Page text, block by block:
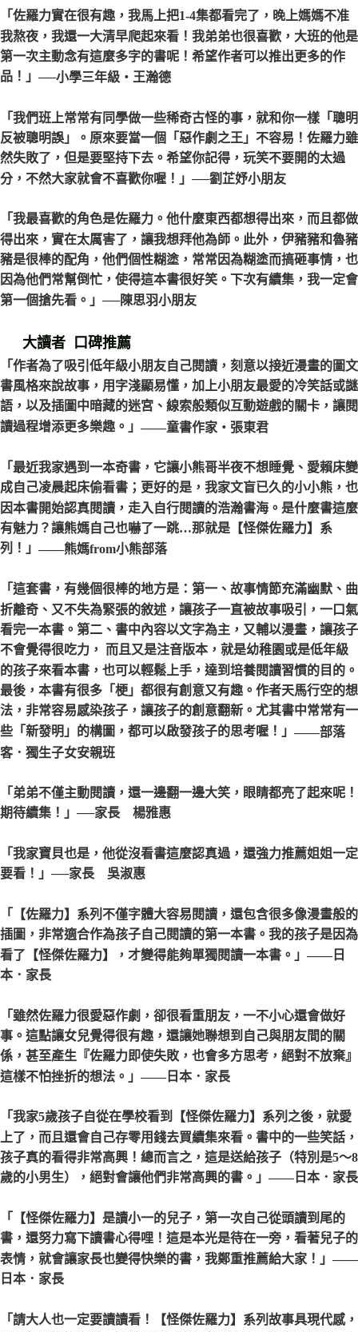
「佐羅力實在很有趣，我馬上把1-4集都看完了，晚上媽媽不准
我熬夜，我還一大清早爬起來看！我弟弟也很喜歡，大班的他是
第一次主動念有這麼多字的書呢！希望作者可以推出更多的作
品！」 ──小學三年級‧王瀚德
「我們班上常常有同學做一些稀奇古怪的事，就和你一樣「聰明
反被聰明誤」。原來要當一個「惡作劇之王」不容易！佐羅力雖
然失敗了，但是要堅持下去。希望你記得，玩笑不要開的太過
分，不然大家就會不喜歡你喔！」 ──劉芷妤小朋友
「我最喜歡的角色是佐羅力。他什麼東西都想得出來，而且都做
得出來，實在太厲害了，讓我想拜他為師。此外，伊豬豬和魯豬
豬是很棒的配角，他們個性糊塗，常常因為糊塗而搞砸事情，也
因為他們常幫倒忙，使得這本書很好笑。下次有續集，我一定會
第一個搶先看。」 ──陳思羽小朋友
大讀者 口碑推薦
「作者為了吸引低年級小朋友自己閱讀，刻意以接近漫畫的圖文
書風格來說故事，用字淺顯易懂，加上小朋友最愛的冷笑話或謎
語，以及插圖中暗藏的迷宮、線索般類似互動遊戲的關卡，讓閱
讀過程增添更多樂趣。」 ——童書作家‧張東君
「最近我家遇到一本奇書，它讓小熊哥半夜不想睡覺、愛賴床變
成自己凌晨起床偷看書；更好的是，我家文盲已久的小小熊，也
因本書開始認真閱讀，走入自行閱讀的浩瀚書海。是什麼書這麼
有魅力？讓熊媽自己也嚇了一跳…那就是【怪傑佐羅力】系
列！」 ——熊媽from小熊部落
「這套書，有幾個很棒的地方是：第一、故事情節充滿幽默、曲
折離奇、又不失為緊張的敘述，讓孩子一直被故事吸引，一口氣
看完一本書。第二、書中內容以文字為主，又輔以漫畫，讓孩子
不會覺得很吃力， 而且又是注音版本，就是幼稚園或是低年級
的孩子來看本書，也可以輕鬆上手，達到培養閱讀習慣的目的。
最後，本書有很多「梗」都很有創意又有趣。作者天馬行空的想
法，非常容易感染孩子，讓孩子的創意翻新。尤其書中常常有一
些「新發明」的構圖，都可以啟發孩子的思考喔！」 ——部落
客．獨生子女安親班
「弟弟不僅主動閱讀，還一邊翻一邊大笑，眼睛都亮了起來呢！
期待續集！」 ──家長 楊雅惠
「我家寶貝也是，他從沒看書這麼認真過，還強力推薦姐姐一定
要看！」 ──家長 吳淑惠
「【佐羅力】系列不僅字體大容易閱讀，還包含很多像漫畫般的
插圖，非常適合作為孩子自己閱讀的第一本書。我的孩子是因為
看了【怪傑佐羅力】，才變得能夠單獨閱讀一本書。」 ——日
本．家長
「雖然佐羅力很愛惡作劇，卻很看重朋友，一不小心還會做好
事。這點讓女兒覺得很有趣，還讓她聯想到自己與朋友間的關
係，甚至產生『佐羅力即使失敗，也會多方思考，絕對不放棄』
這樣不怕挫折的想法。」 ——日本．家長
「我家5歲孩子自從在學校看到【怪傑佐羅力】系列之後，就愛
上了，而且還會自己存零用錢去買續集來看。書中的一些笑話，
孩子真的看得非常高興！總而言之，這是送給孩子（特別是5〜8
歲的小男生），絕對會讓他們非常高興的書。」 ——日本．家長
「【怪傑佐羅力】是讀小一的兒子，第一次自己從頭讀到尾的
書，還努力寫下讀書心得哩！這是本光是待在一旁，看著兒子的
表情，就會讓家長也變得快樂的書，我鄭重推薦給大家！」 ——
日本．家長
「請大人也一定要讀讀看！【怪傑佐羅力】系列故事具現代感，